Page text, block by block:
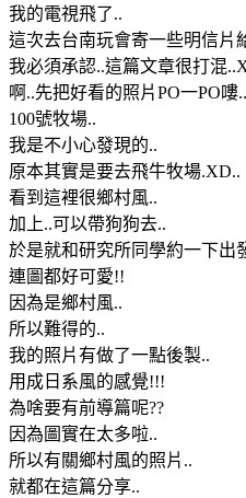
我的電視飛了..
這次去台南玩會寄一些明信片
我必須承認..這篇文章很打混
啊..先把好看的照片PO一PO嘍..
100號牧場..
我是不小心發現的..
原本其實是要去飛牛牧場.XD..
看到這裡很鄉村風..
加上..可以帶狗狗去..
於是就和研究所同學約一下出
連圖都好可愛!!
因為是鄉村風..
所以難得的..
我的照片有做了一點後製..
用成日系風的感覺!!!
為啥要有前導篇呢??
因為圖實在太多啦..
所以有關鄉村風的照片..
就都在這篇分享..